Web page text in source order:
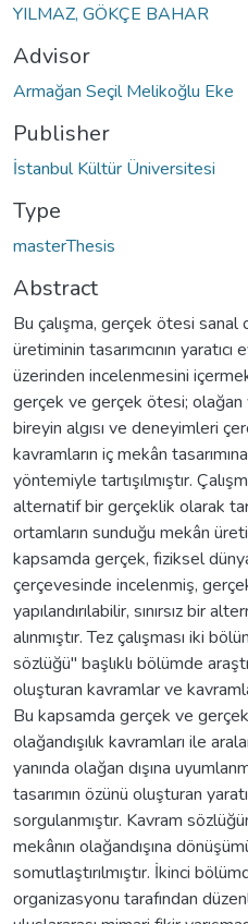
YILMAZ, GÖKÇE BAHAR
Advisor
Armağan Seçil Melikoğlu Eke
Publisher
İstanbul Kültür Üniversitesi
Type
masterThesis
Abstract
Bu çalışma, gerçek ötesi sanal
üretiminin tasarımcının
üzerinden incelenmesini
gerçek ve gerçek ötesi; olağan
bireyin algısı ve deneyimleri
kavramların iç mekân
yöntemiyle tartışılmıştır.
alternatif bir gerçeklik olarak
ortamların sunduğu mekân
kapsamda gerçek, fiziksel
çerçevesinde incelenmiş,
yapılandırılabilir, sınırsız bir
alınmıştır. Tez çalışması iki
sözlüğü" başlıklı bölümde
oluşturan kavramlar ve
Bu kapsamda gerçek ve
olağandışılık kavramları ile
yanında olağan dışına
tasarımın özünü oluşturan
sorgulanmıştır. Kavram
mekânın olağandışına
somutlaştırılmıştır. İkinci
organizasyonu tarafından